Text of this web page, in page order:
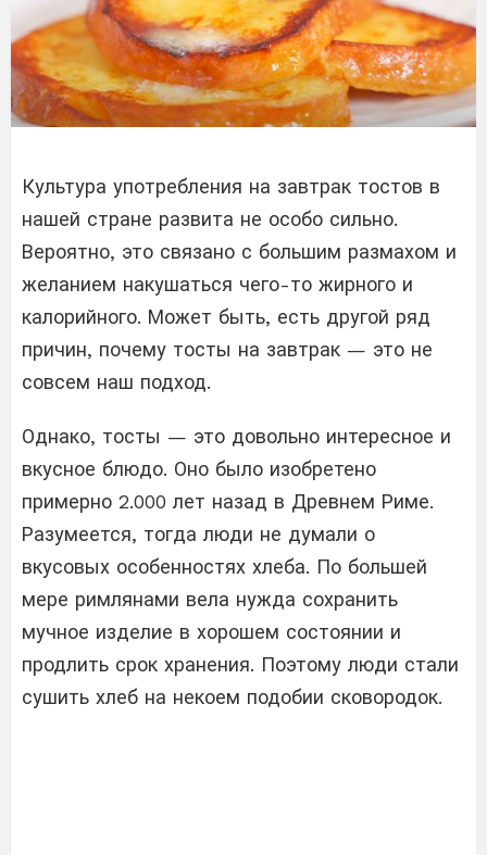
Культура употребления на завтрак тостов в
нашей стране развита не особо сильно.
Вероятно, это связано с большим размахом и
желанием накушаться чего-то жирного и
калорийного. Может быть, есть другой ряд
причин, почему тосты на завтрак — это не
совсем наш подход.
Однако, тосты — это довольно интересное и
вкусное блюдо. Оно было изобретено
примерно 2.000 лет назад в Древнем Риме.
Разумеется, тогда люди не думали о
вкусовых особенностях хлеба. По большей
мере римлянами вела нужда сохранить
мучное изделие в хорошем состоянии и
продлить срок хранения. Поэтому люди стали
сушить хлеб на некоем подобии сковородок.